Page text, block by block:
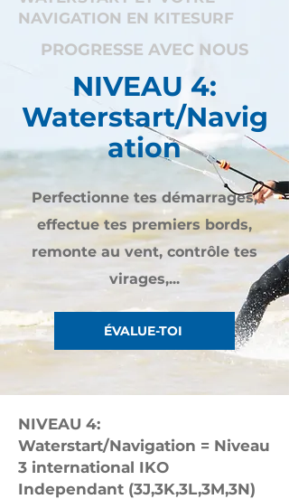
NAVIGATION EN KITESURF
PROGRESSE AVEC NOUS
NIVEAU 4:
Waterstart/Navig
ation
Perfectionne tes démarrages,
effectue tes premiers bords,
remonte au vent, contrôle tes
virages,...
ÉVALUE-TOI
NIVEAU 4:
Waterstart/Navigation = Niveau
3 international IKO
Independant (3J,3K,3L,3M,3N)